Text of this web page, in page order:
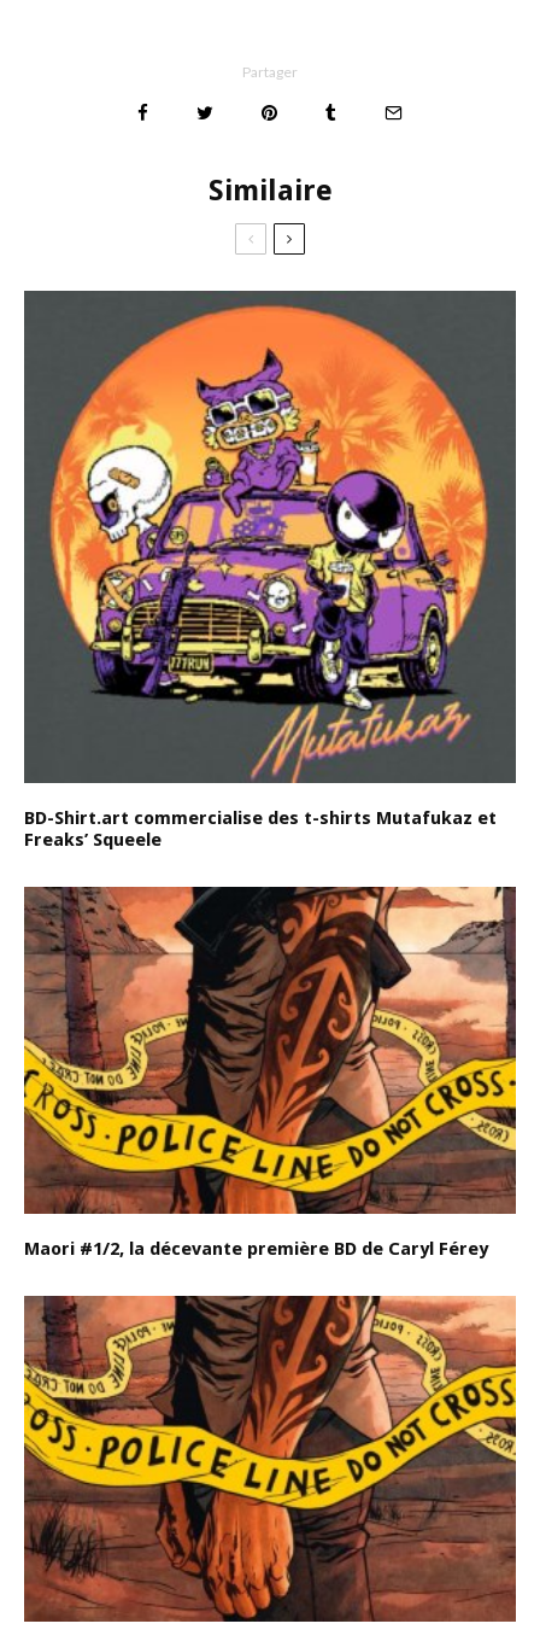
Partager
Similaire
BD-Shirt.art commercialise des t-shirts Mutafukaz et
Freaks’ Squeele
Maori #1/2, la décevante première BD de Caryl Férey